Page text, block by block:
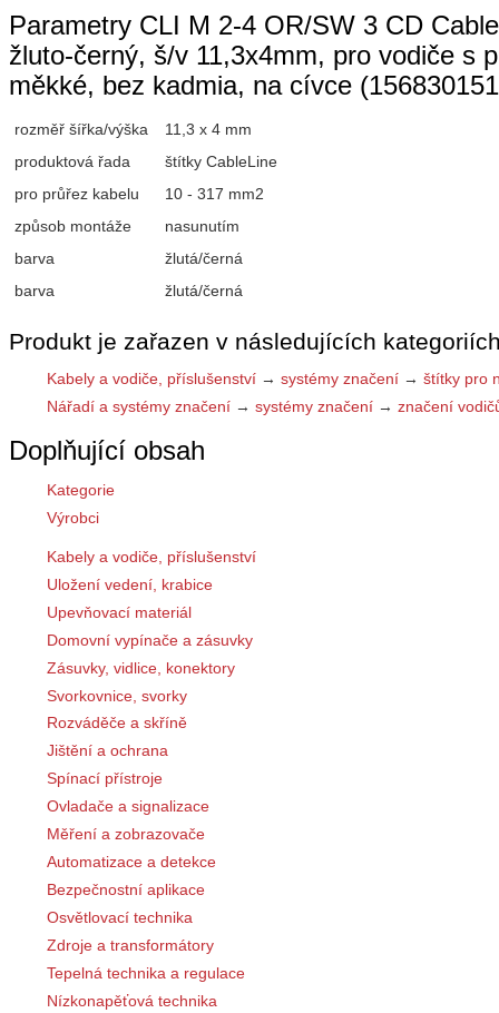
Parametry CLI M 2-4 OR/SW 3 CD
žluto-černý, š/v 11,3x4mm, pro vodiče s
měkké, bez kadmia, na cívce
rozměř šířka/výška
11,3 x 4 mm
produktová řada
štítky CableLine
pro průřez kabelu
10 - 317 mm2
způsob montáže
nasunutím
barva
žlutá/černá
barva
žlutá/černá
Produkt je zařazen v následujících
Kabely a vodiče, příslušenství → systémy značení → štítky pro
Nářadí a systémy značení → systémy značení → značení
Doplňující obsah
Kategorie
Výrobci
Kabely a vodiče, příslušenství
Uložení vedení, krabice
Upevňovací materiál
Domovní vypínače a zásuvky
Zásuvky, vidlice, konektory
Svorkovnice, svorky
Rozváděče a skříně
Jištění a ochrana
Spínací přístroje
Ovladače a signalizace
Měření a zobrazovače
Automatizace a detekce
Bezpečnostní aplikace
Osvětlovací technika
Zdroje a transformátory
Tepelná technika a regulace
Nízkonapěťová technika